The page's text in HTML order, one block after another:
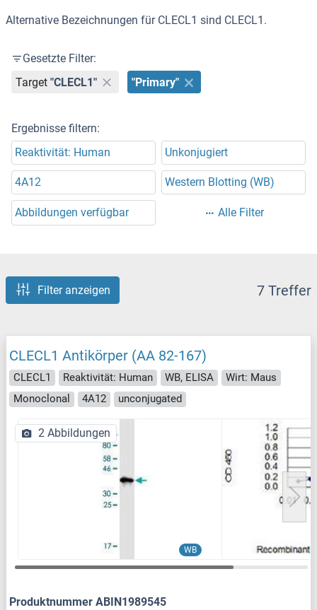
Alternative Bezeichnungen für CLECL1 sind CLECL1.
Gesetzte Filter:
Target "CLECL1" "Primary"
Ergebnisse filtern:
Reaktivität: Human
Unkonjugiert
4A12 Western Blotting (WB)
Abbildungen verfügbar Alle Filter
Filter anzeigen 7 Treffer
CLECL1 Antikörper (AA 82-167)
CLECL1 Reaktivität: Human WB, ELISA
Wirt: Maus
Monoclonal
4A12 unconjugated
WB
2 Abbildungen
Produktnummer ABIN1989545